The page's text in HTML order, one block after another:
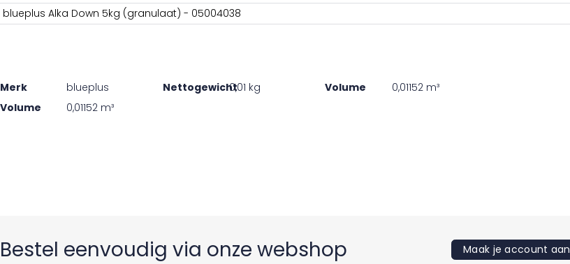
blueplus Alka Down 5kg (granulaat) - 05004038
Merk blueplus Nettogewicht0,01 kg Volume
0,01152 m³
Volume
0,01152 m³
Bestel eenvoudig via onze webshop Maak je account aan